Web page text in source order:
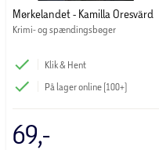
Mørkelandet - Kamilla Oresvärd
Krimi- og spændingsbøger
Klik & Hent
På lager online (100+)
69,-